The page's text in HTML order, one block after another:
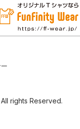
rights Reserved.